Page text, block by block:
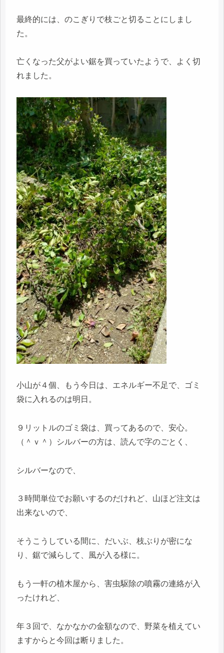
最終的には、のこぎりで枝ごと切ることにしまし
た。
亡くなった父がよい鋸を買っていたようで、よく切
れました。
小山が４個、もう今日は、エネルギー不足で、ゴミ
袋に入れるのは明日。
９リットルのゴミ袋は、買ってあるので、安心。
（＾ｖ＾）シルバーの方は、読んで字のごとく、
シルバーなので、
３時間単位でお願いするのだけれど、山ほど注文は
出来ないので、
そうこうしている間に、だいぶ、枝ぶりが密にな
り、鋸で減らして、風が入る様に。
もう一軒の植木屋から、害虫駆除の噴霧の連絡が入
ったけれど、
年３回で、なかなかの金額なので、野菜を植えてい
ますからと今回は断りました。